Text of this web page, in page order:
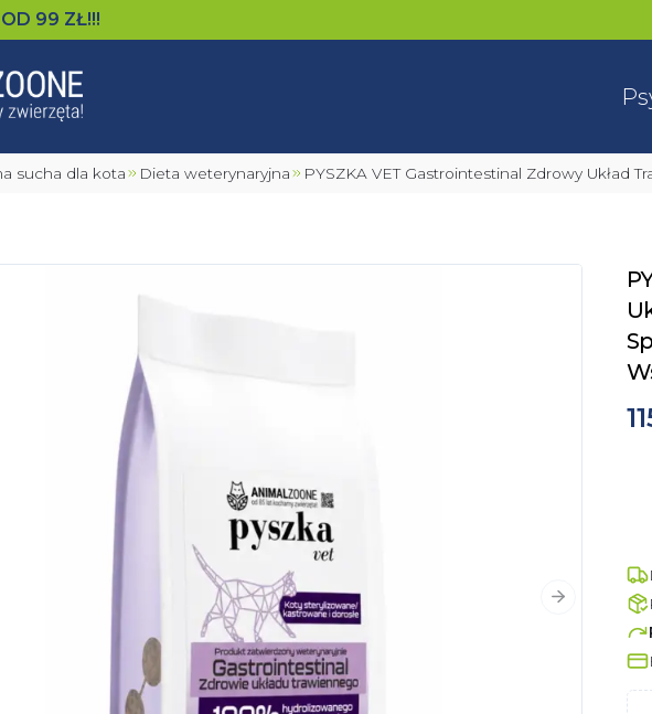
99 ZŁ!!!
sucha dla kota Dieta weterynaryjna PYSZKA VET Gastrointestinal Zdrowy
slajd Następny